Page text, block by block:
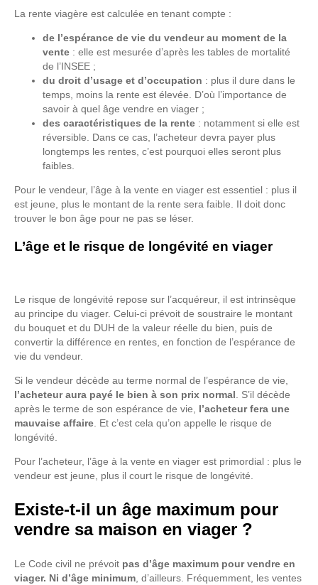
La rente viagère est calculée en tenant compte :
de l’espérance de vie du vendeur au moment de la
vente : elle est mesurée d’après les tables de mortalité
de l’INSEE ;
du droit d’usage et d’occupation : plus il dure dans le
temps, moins la rente est élevée. D’où l’importance de
savoir à quel âge vendre en viager ;
des caractéristiques de la rente : notamment si elle est
réversible. Dans ce cas, l’acheteur devra payer plus
longtemps les rentes, c’est pourquoi elles seront plus
faibles.
Pour le vendeur, l’âge à la vente en viager est essentiel : plus il
est jeune, plus le montant de la rente sera faible. Il doit donc
trouver le bon âge pour ne pas se léser.
L’âge et le risque de longévité en viager
Le risque de longévité repose sur l’acquéreur, il est intrinsèque
au principe du viager. Celui-ci prévoit de soustraire le montant
du bouquet et du DUH de la valeur réelle du bien, puis de
convertir la différence en rentes, en fonction de l’espérance de
vie du vendeur.
Si le vendeur décède au terme normal de l’espérance de vie,
l’acheteur aura payé le bien à son prix normal . S’il décède
après le terme de son espérance de vie, l’acheteur fera une
mauvaise affaire . Et c’est cela qu’on appelle le risque de
longévité.
Pour l’acheteur, l’âge à la vente en viager est primordial : plus le
vendeur est jeune, plus il court le risque de longévité.
Existe-t-il un âge maximum pour
vendre sa maison en viager ?
Le Code civil ne prévoit pas d’âge maximum pour vendre en
viager. Ni d’âge minimum , d’ailleurs. Fréquemment, les ventes